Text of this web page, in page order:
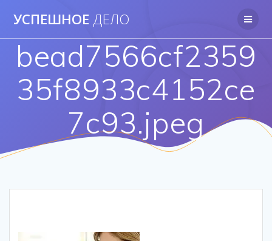
УСПЕШНОЕ ДЕЛО
bead7566cf2359
35f8933c4152ce
7c93.jpeg